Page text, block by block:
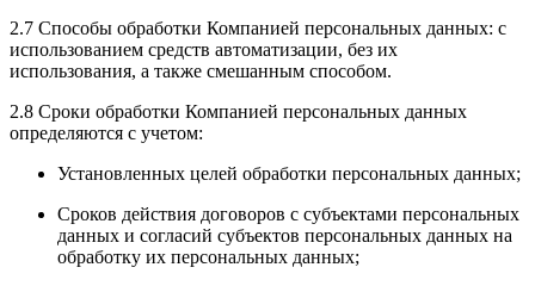
2.7 Способы обработки Компанией персональных данных: с
использованием средств автоматизации, без их
использования, а также смешанным способом.
2.8 Сроки обработки Компанией персональных данных
определяются с учетом:
Установленных целей обработки персональных данных;
Сроков действия договоров с субъектами персональных
данных и согласий субъектов персональных данных на
обработку их персональных данных;